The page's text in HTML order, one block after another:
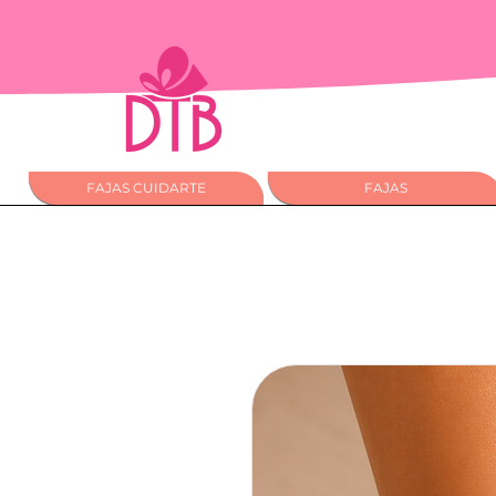
FAJAS CUIDARTE FAJAS